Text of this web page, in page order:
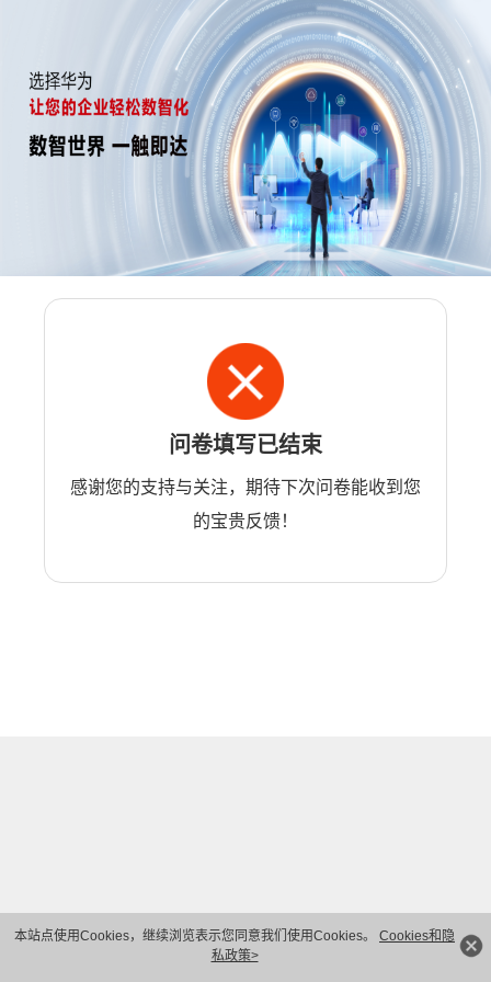
本站点使用Cookies，继续浏览表示您同意我们使用Cookies。 Cookies和隐
私政策>
问卷填写已结束
感谢您的支持与关注，期待下次问卷能收到您
的宝贵反馈！